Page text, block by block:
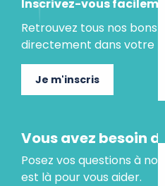
Inscrivez-vous
Retrouvez tous nos bons
directement dans votre
Je m'inscris
Vous avez besoin
Posez vos questions à
est là pour vous aider.